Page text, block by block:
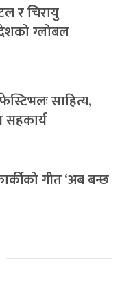
र चिरायु
ग्लोबल
साहित्य,
सहकार्य
गीत ‘अब बन्छ